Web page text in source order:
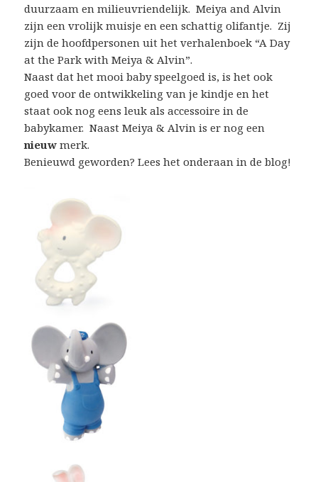
duurzaam en milieuvriendelijk. Meiya and Alvin
zijn een vrolijk muisje en een schattig olifantje. Zij
zijn de hoofdpersonen uit het verhalenboek “A Day
at the Park with Meiya & Alvin”.
Naast dat het mooi baby speelgoed is, is het ook
goed voor de ontwikkeling van je kindje en het
staat ook nog eens leuk als accessoire in de
babykamer. Naast Meiya & Alvin is er nog een
nieuwmerk.
Benieuwd geworden? Lees het onderaan in de blog!